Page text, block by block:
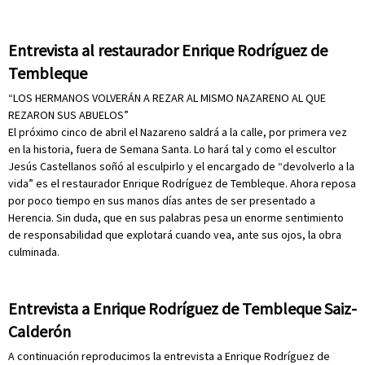
Entrevista al restaurador Enrique Rodríguez de
Tembleque
“LOS HERMANOS VOLVERÁN A REZAR AL MISMO NAZARENO AL QUE
REZARON SUS ABUELOS”
El próximo cinco de abril el Nazareno saldrá a la calle, por primera vez
en la historia, fuera de Semana Santa. Lo hará tal y como el escultor
Jesús Castellanos soñó al esculpirlo y el encargado de “devolverlo a la
vida” es el restaurador Enrique Rodríguez de Tembleque. Ahora reposa
por poco tiempo en sus manos días antes de ser presentado a
Herencia. Sin duda, que en sus palabras pesa un enorme sentimiento
de responsabilidad que explotará cuando vea, ante sus ojos, la obra
culminada.
Entrevista a Enrique Rodríguez de Tembleque Saiz-
Calderón
A continuación reproducimos la entrevista a Enrique Rodríguez de